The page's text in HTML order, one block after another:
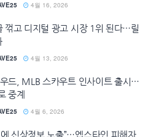
4월 16, 2026
꺾고 디지털 광고 시장 1위 된다…릴
4월 13, 2026
드, MLB 스카우트 인사이트 출시…
중계
4월 6, 2026
에 신상정보 노출”…엡스타인 피해자